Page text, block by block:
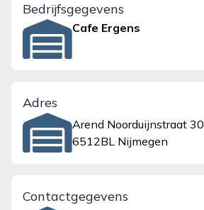
Bedrijfsgegevens
Cafe Ergens
Adres
Arend Noorduijnstraat 30
6512BL Nijmegen
Contactgegevens